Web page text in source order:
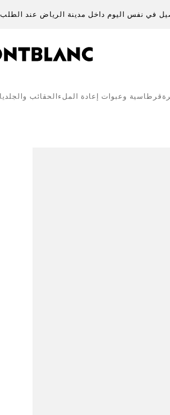
في نفس اليوم داخل مدينة الرياض عند الطلب قبل 1 م (عدا يوم
قرطاسية وعبوات إعادة الملء الحقائب